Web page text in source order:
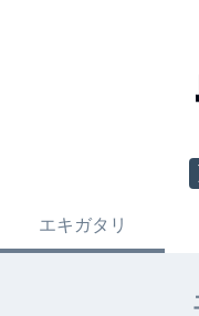
エキガタリ